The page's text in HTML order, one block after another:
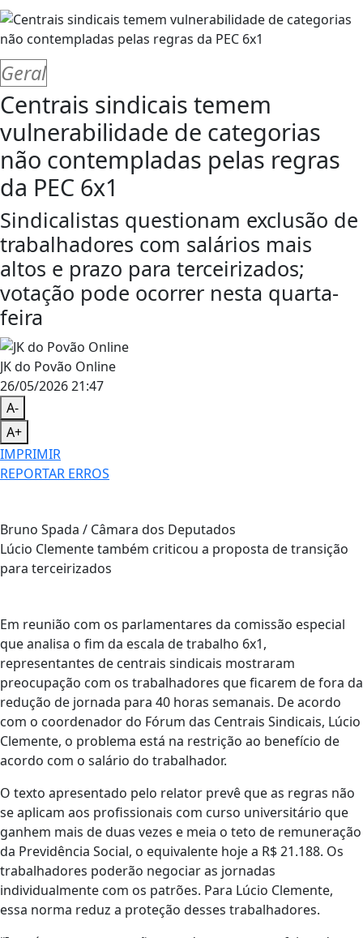
Geral
Centrais sindicais temem
vulnerabilidade de categorias
não contempladas pelas regras
da PEC 6x1
Sindicalistas questionam exclusão de
trabalhadores com salários mais
altos e prazo para terceirizados;
votação pode ocorrer nesta quarta-
feira
JK do Povão Online
26/05/2026 21:47
A-
A+
IMPRIMIR
REPORTAR ERROS
Bruno Spada / Câmara dos Deputados
Lúcio Clemente também criticou a proposta de transição
para terceirizados
Em reunião com os parlamentares da comissão especial
que analisa o fim da escala de trabalho 6x1,
representantes de centrais sindicais mostraram
preocupação com os trabalhadores que ficarem de fora da
redução de jornada para 40 horas semanais. De acordo
com o coordenador do Fórum das Centrais Sindicais, Lúcio
Clemente, o problema está na restrição ao benefício de
acordo com o salário do trabalhador.
O texto apresentado pelo relator prevê que as regras não
se aplicam aos profissionais com curso universitário que
ganhem mais de duas vezes e meia o teto de remuneração
da Previdência Social, o equivalente hoje a R$ 21.188. Os
trabalhadores poderão negociar as jornadas
individualmente com os patrões. Para Lúcio Clemente,
essa norma reduz a proteção desses trabalhadores.